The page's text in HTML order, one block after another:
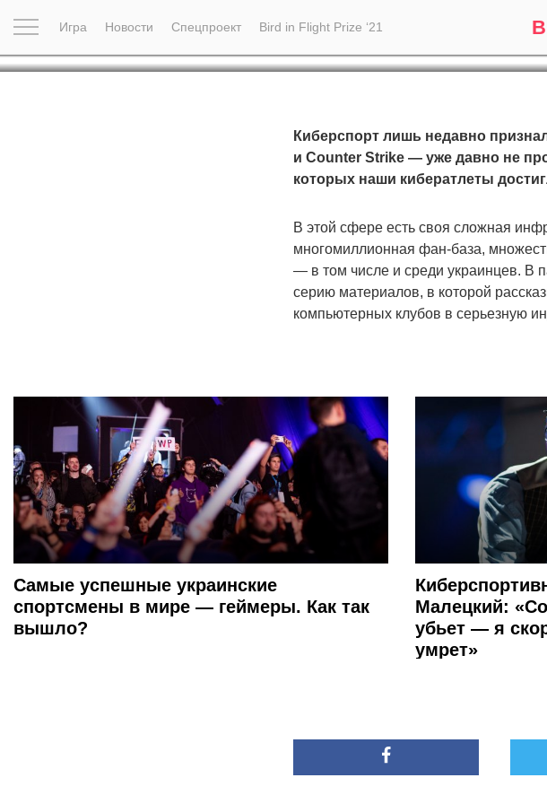
Игра Новости Спецпроект Bird in Flight Prize ‘21
Большой
Киберспорт лишь недавно
и Counter Strike — уже давно не
которых наши кибератлеты
В этой сфере есть своя сложная
многомиллионная фан-база,
— в том числе и среди украинцев. В
серию материалов, в которой
компьютерных клубов в серьезную
Самые успешные украинские
спортсмены в мире — геймеры. Как так
вышло?
8 002
Малецкий:
убьет — я
умрет»
10 988